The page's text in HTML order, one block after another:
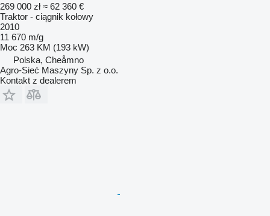
269 000 zł ≈ 62 360 €
Traktor - ciągnik kołowy
2010
11 670 m/g
Moc 263 KM (193 kW)
Polska, Cheåmno
Agro-Sieć Maszyny Sp. z o.o.
Kontakt z dealerem